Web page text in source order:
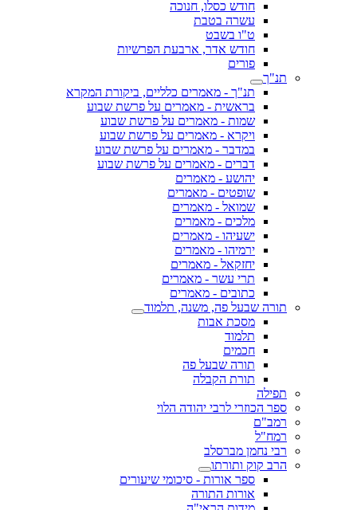
חודש כסלו, חנוכה
עשרה בטבת
ט"ו בשבט
חודש אדר, ארבעת הפרשיות
פורים
תנ"ך
תנ"ך - מאמרים כלליים, ביקורת המקרא
בראשית - מאמרים על פרשת שבוע
שמות - מאמרים על פרשת שבוע
ויקרא - מאמרים על פרשת שבוע
במדבר - מאמרים על פרשת שבוע
דברים - מאמרים על פרשת שבוע
יהושע - מאמרים
שופטים - מאמרים
שמואל - מאמרים
מלכים - מאמרים
ישעיהו - מאמרים
ירמיהו - מאמרים
יחזקאל - מאמרים
תרי עשר - מאמרים
כתובים - מאמרים
תורה שבעל פה, משנה, תלמוד
מסכת אבות
תלמוד
חכמים
תורה שבעל פה
תורת הקבלה
תפילה
ספר הכוזרי לרבי יהודה הלוי
רמב"ם
רמח"ל
רבי נחמן מברסלב
הרב קוק ותורתו
ספר אורות - סיכומי שיעורים
אורות התורה